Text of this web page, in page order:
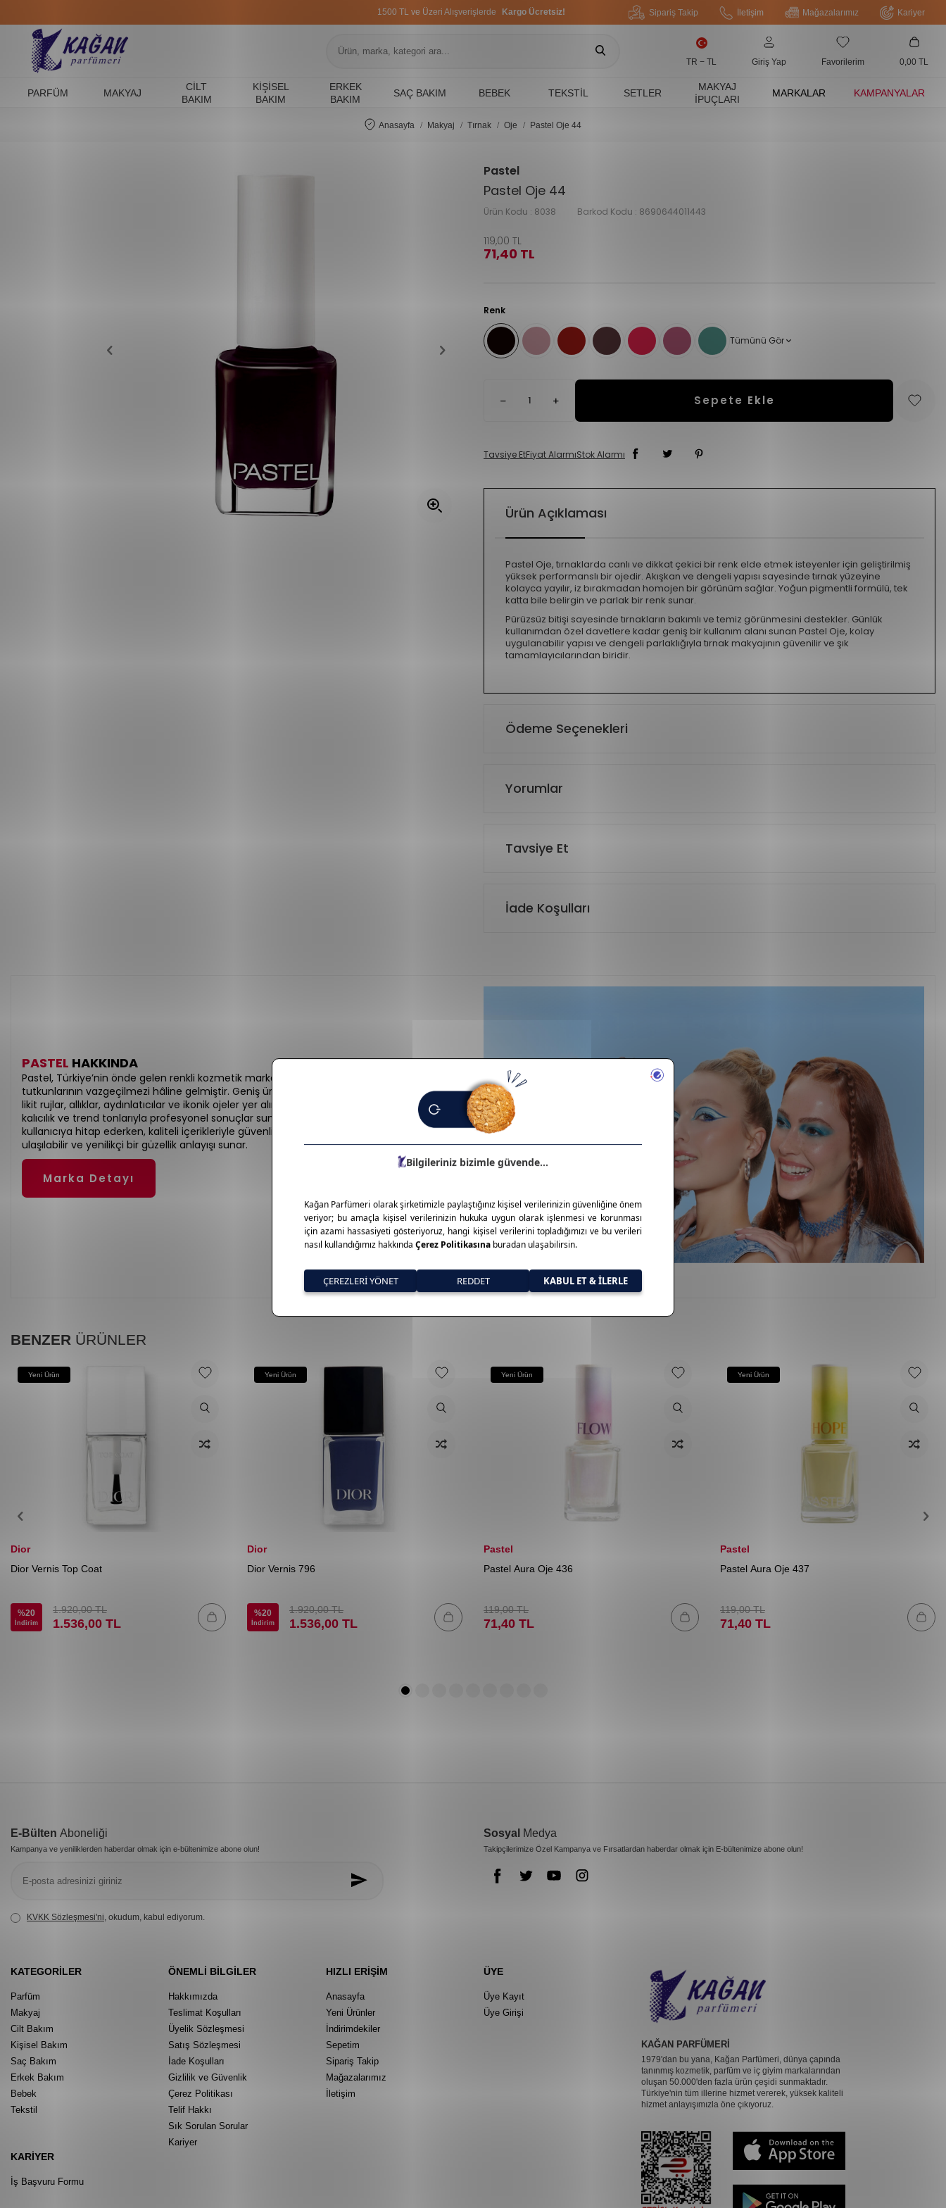
1500 TL ve Üzeri Alışverişlerde Kargo Ücretsiz! Sipariş Takip İletişim Mağazalarımız Kariyer
TR − TL Giriş Yap Favorilerim 0,00 TL
PARFÜM MAKYAJ
CILT
BAKIM
KIŞISEL
BAKIM
ERKEK
BAKIM
SAÇ BAKIM BEBEK TEKSTIL SETLER
MAKYAJ
İPUÇLARI
MARKALAR KAMPANYALAR
Anasayfa Makyaj Tırnak Oje Pastel Oje 44
Pastel
Pastel Oje 44
Ürün Kodu : 8038 Barkod Kodu : 8690644011443
119,00 TL
71,40 TL
Renk
Tümünü Gör
Sepete Ekle
Tavsiye EtFiyat AlarmıStok Alarmı
Ürün Açıklaması
Pastel Oje, tırnaklarda canlı ve dikkat çekici bir renk elde etmek isteyenler için geliştirilmiş
yüksek performanslı bir ojedir. Akışkan ve dengeli yapısı sayesinde tırnak yüzeyine
kolayca yayılır, iz bırakmadan homojen bir görünüm sağlar. Yoğun pigmentli formülü, tek
katta bile belirgin ve parlak bir renk sunar.
Pürüzsüz bitişi sayesinde tırnakların bakımlı ve temiz görünmesini destekler. Günlük
kullanımdan özel davetlere kadar geniş bir kullanım alanı sunan Pastel Oje, kolay
uygulanabilir yapısı ve dengeli parlaklığıyla tırnak makyajının güvenilir ve şık
tamamlayıcılarından biridir.
Ödeme Seçenekleri
Yorumlar
Tavsiye Et
İade Koşulları
PASTEL HAKKINDA
Pastel, Türkiye’nin önde gelen renkli kozmetik markalarından biri olarak, makyaj
tutkunlarının vazgeçilmezi hâline gelmiştir. Geniş ürün yelpazesinde far paletleri, mat ve
likit rujlar, allıklar, aydınlatıcılar ve ikonik ojeler yer alır. Yüksek pigmentasyon, uzun süre
kalıcılık ve trend tonlarıyla profesyonel sonuçlar sunar. Uygun fiyatıyla her yaştan
kullanıcıya hitap ederken, kaliteli içerikleriyle güvenli bir makyaj deneyimi sağlar. Estetik,
ulaşılabilir ve yenilikçi bir güzellik anlayışı sunar.
Marka Detayı
BENZER ÜRÜNLER
Yeni Ürün
Dior
Dior Vernis Top Coat
%20
İndirim
1.920,00TL
1.536,00 TL
Yeni Ürün
Dior
Dior Vernis 796
%20
İndirim
1.920,00TL
1.536,00 TL
Yeni Ürün
Pastel
Pastel Aura Oje 436
119,00TL
71,40 TL
Yeni Ürün
Pastel
Pastel Aura Oje 437
119,00TL
71,40 TL
E-Bülten Aboneliği
Kampanya ve yeniliklerden haberdar olmak için e-bültenimize abone olun!
KVKK Sözleşmesi'ni , okudum, kabul ediyorum.
Sosyal Medya
Takipçilerimize Özel Kampanya ve Fırsatlardan haberdar olmak için E-bültenimize abone olun!
KATEGORILER
Parfüm
Makyaj
Cilt Bakım
Kişisel Bakım
Saç Bakım
Erkek Bakım
Bebek
Tekstil
ÖNEMLI BILGILER
Hakkımızda
Teslimat Koşulları
Üyelik Sözleşmesi
Satış Sözleşmesi
İade Koşulları
Gizlilik ve Güvenlik
Çerez Politikası
Telif Hakkı
Sık Sorulan Sorular
Kariyer
HIZLI ERIŞIM
Anasayfa
Yeni Ürünler
İndirimdekiler
Sepetim
Sipariş Takip
Mağazalarımız
İletişim
ÜYE
Üye Kayıt
Üye Girişi
KARIYER
İş Başvuru Formu
KAĞAN PARFÜMERİ
1979'dan bu yana, Kağan Parfümeri, dünya çapında
tanınmış kozmetik, parfüm ve iç giyim markalarından
oluşan 50.000'den fazla ürün çeşidi sunmaktadır.
Türkiye'nin tüm illerine hizmet vererek, yüksek kaliteli
hizmet anlayışımızla öne çıkıyoruz.